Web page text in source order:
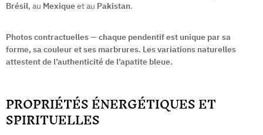
Brésil, au Mexiqueet au Pakistan.
Photos contractuelles — chaque pendentif est unique par sa
forme, sa couleur et ses marbrures. Les variations naturelles
attestent de l’authenticité de l’apatite bleue.
PROPRIÉTÉS ÉNERGÉTIQUES ET
SPIRITUELLES